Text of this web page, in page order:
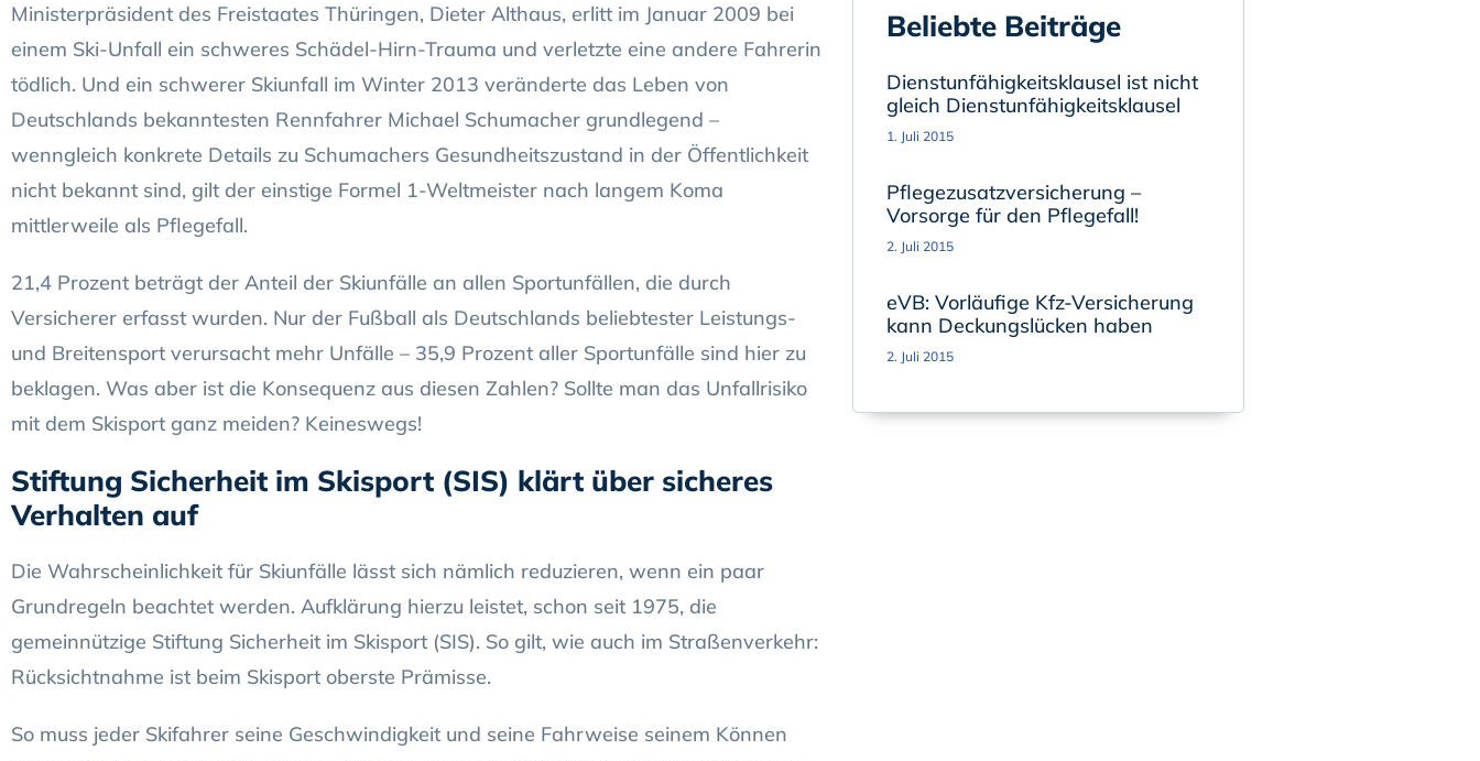
Ministerpräsident des Freistaates Thüringen, Dieter Althaus, erlitt im Januar 2009 bei
einem Ski-Unfall ein schweres Schädel-Hirn-Trauma und verletzte eine andere Fahrerin
tödlich. Und ein schwerer Skiunfall im Winter 2013 veränderte das Leben von
Deutschlands bekanntesten Rennfahrer Michael Schumacher grundlegend –
wenngleich konkrete Details zu Schumachers Gesundheitszustand in der Öffentlichkeit
nicht bekannt sind, gilt der einstige Formel 1-Weltmeister nach langem Koma
mittlerweile als Pflegefall.
21,4 Prozent beträgt der Anteil der Skiunfälle an allen Sportunfällen, die durch
Versicherer erfasst wurden. Nur der Fußball als Deutschlands beliebtester Leistungs-
und Breitensport verursacht mehr Unfälle – 35,9 Prozent aller Sportunfälle sind hier zu
beklagen. Was aber ist die Konsequenz aus diesen Zahlen? Sollte man das Unfallrisiko
mit dem Skisport ganz meiden? Keineswegs!
Stiftung Sicherheit im Skisport (SIS) klärt über sicheres
Verhalten auf
Die Wahrscheinlichkeit für Skiunfälle lässt sich nämlich reduzieren, wenn ein paar
Grundregeln beachtet werden. Aufklärung hierzu leistet, schon seit 1975, die
gemeinnützige Stiftung Sicherheit im Skisport (SIS). So gilt, wie auch im Straßenverkehr:
Rücksichtnahme ist beim Skisport oberste Prämisse.
So muss jeder Skifahrer seine Geschwindigkeit und seine Fahrweise seinem Können
Beliebte Beiträge
Dienstunfähigkeitsklausel ist nicht
gleich Dienstunfähigkeitsklausel
1. Juli 2015
Pflegezusatzversicherung –
Vorsorge für den Pflegefall!
2. Juli 2015
eVB: Vorläufige Kfz-Versicherung
kann Deckungslücken haben
2. Juli 2015